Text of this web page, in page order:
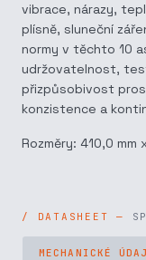
vibrace, nárazy,
plísně, sluneční
normy v těchto 10
udržovatelnost,
přizpůsobivost
konzistence a
Rozměry: 410,0 mm
MECHANICKÉ